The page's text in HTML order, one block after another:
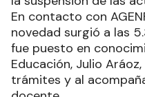
En contacto con
novedad surgió a las
fue puesto en
Educación, Julio
trámites y al